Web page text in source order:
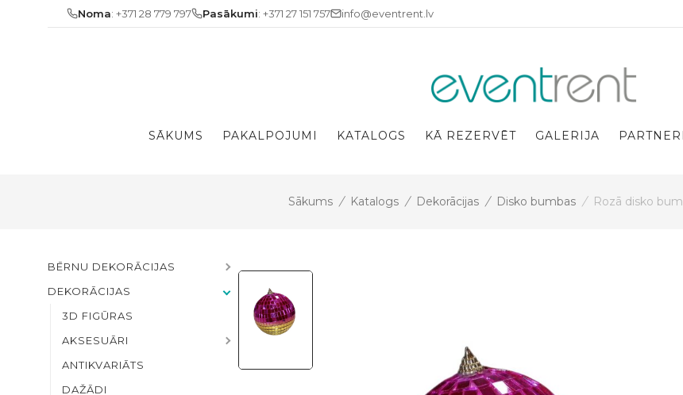
Noma: +371 28 779 797 Pasākumi: +371 27 151 757 info@eventrent.lv
SĀKUMS PAKALPOJUMI KATALOGS KĀ REZERVĒT GALERIJA PARTNERI
Sākums / Katalogs / Dekorācijas / Disko bumbas / Rozā disko
BĒRNU DEKORĀCIJAS
DEKORĀCIJAS
3D FIGŪRAS
AKSESUĀRI
ANTIKVARIĀTS
DAŽĀDI